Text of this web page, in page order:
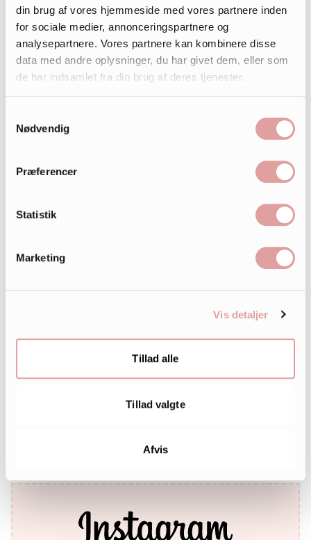
din brug af vores hjemmeside med vores partnere inden
for sociale medier, annonceringspartnere og
analysepartnere. Vores partnere kan kombinere disse
data med andre oplysninger, du har givet dem, eller som
de har indsamlet fra din brug af deres tjenester.
Nødvendig
Præferencer
Statistik
Marketing
Vis detaljer
Tillad alle
Tillad valgte
Afvis
242.000